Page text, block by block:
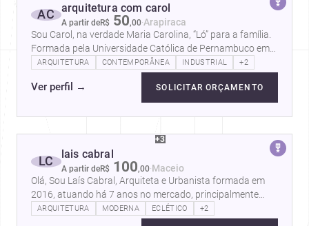
AC arquitetura com carol
A partir deR$ 50,00·Arapiraca
Sou Carol, na verdade Maria Carolina, “Ló” para a família.
Formada pela Universidade Católica de Pernambuco em
2020, ano da pandemia,…
ARQUITETURA CONTEMPORÂNEA INDUSTRIAL +2
Ver perfil → SOLICITAR ORÇAMENTO
+3
LC lais cabral
A partir deR$ 100,00·Maceio
Olá, Sou Laís Cabral, Arquiteta e Urbanista formada em
2016, atuando há 7 anos no mercado, principalmente
com elaboração de projetos…
ARQUITETURA MODERNA ECLÉTICO +2